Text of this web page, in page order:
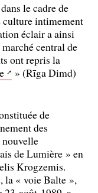
le cadre de
intimement
éclair a ainsi
central de
ont repris la
» (Rīga Dimd)
de
des
de Lumière » en
Krogzemis.
la « voie Balte »,